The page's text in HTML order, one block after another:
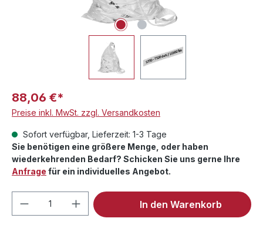
88,06 €*
Preise inkl. MwSt. zzgl. Versandkosten
Sofort verfügbar, Lieferzeit: 1-3 Tage
Sie benötigen eine größere Menge, oder haben
wiederkehrenden Bedarf? Schicken Sie uns gerne Ihre
Anfrage für ein individuelles Angebot.
Produkt Anzahl: Gib denIn den Warenkorb